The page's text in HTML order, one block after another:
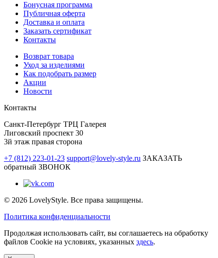
Бонусная программа
Публичная оферта
Доставка и оплата
Заказать сертификат
Контакты
Возврат товара
Уход за изделиями
Как подобрать размер
Акции
Новости
Контакты
Санкт-Петербург ТРЦ Галерея
Лиговский проспект 30
3й этаж правая сторона
+7 (812) 223-01-23 support@lovely-style.ru ЗАКАЗАТЬ
обратный ЗВОНОК
© 2026 LovelyStyle. Все права защищены.
Политика конфиденциальности
Продолжая использовать сайт, вы соглашаетесь на обработку
файлов Cookie на условиях, указанных здесь.